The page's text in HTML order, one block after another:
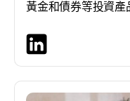
黃金和債券等投資產